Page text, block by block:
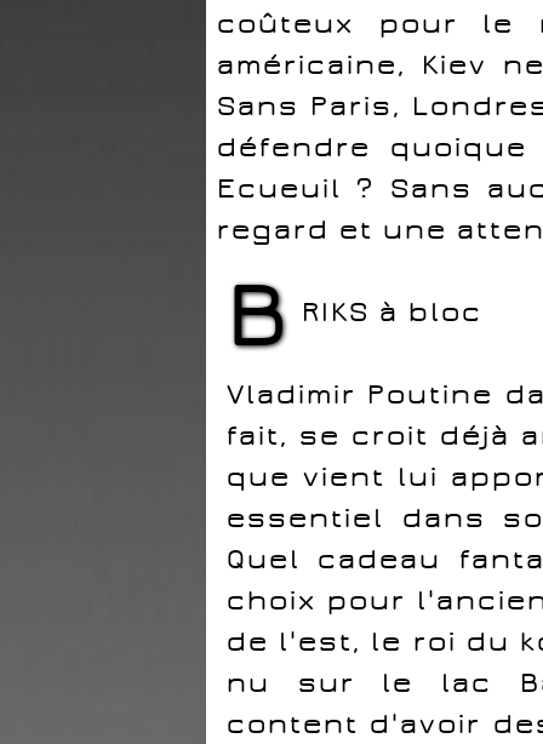
coûteux pour le
américaine, Kiev
Sans Paris,
défendre
Ecueuil ? Sans
regard et une
B RIKS à bloc
Vladimir Poutine
fait, se croit déjà
que vient lui
essentiel dans
Quel cadeau
choix pour
de l'est, le roi du
nu sur le lac
content d'avoir